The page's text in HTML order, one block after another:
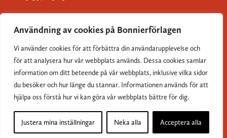
Användning av cookies på Bonnierförlagen
Vi använder cookies för att förbättra din användarupplevelse och
för att analysera hur vår webbplats används. Dessa cookies samlar
information om ditt beteende på vår webbplats, inklusive vilka sidor
du besöker och hur länge du stannar. Informationen används för att
hjälpa oss förstå hur vi kan göra vår webbplats bättre för dig.
Justera mina inställningar Neka alla Acceptera alla
Om Bonnierförlagen
Cookies
Integritetspolicy